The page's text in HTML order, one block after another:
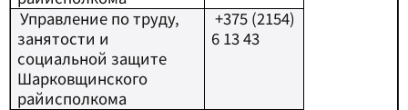
Управление по труду,
занятости и
социальной защите
Шарковщинского
райисполкома
+375 (2154)
6 13 43